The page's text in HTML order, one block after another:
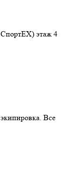
этаж 4
Все